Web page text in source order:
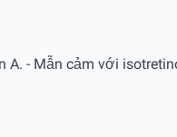
A. - Mẫn cảm với